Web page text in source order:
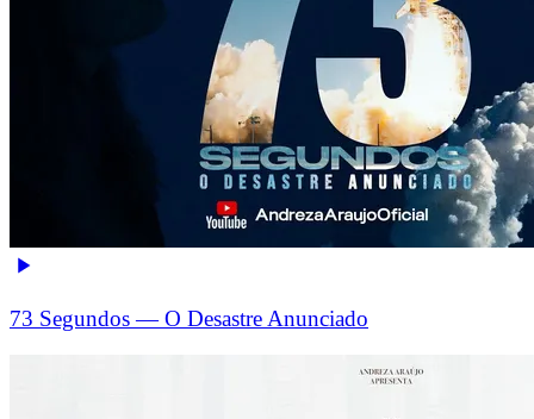
73 Segundos — O Desastre Anunciado